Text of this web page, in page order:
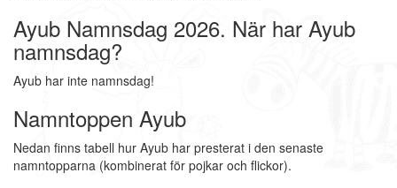
Ayub Namnsdag 2026. När har Ayub
namnsdag?
Ayub har inte namnsdag!
Namntoppen Ayub
Nedan finns tabell hur Ayub har presterat i den senaste
namntopparna (kombinerat för pojkar och flickor).